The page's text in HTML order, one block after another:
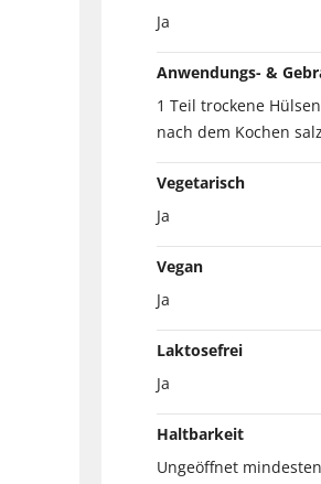
Ja
Anwendungs- &
1 Teil trockene
nach dem Kochen
Vegetarisch
Ja
Vegan
Ja
Laktosefrei
Ja
Haltbarkeit
Ungeöffnet